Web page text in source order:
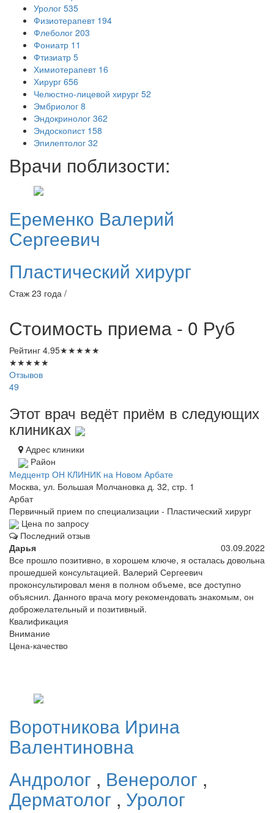
Уролог 535
Физиотерапевт 194
Флеболог 203
Фониатр 11
Фтизиатр 5
Химиотерапевт 16
Хирург 656
Челюстно-лицевой хирург 52
Эмбриолог 8
Эндокринолог 362
Эндоскопист 158
Эпилептолог 32
Врачи поблизости:
Еременко Валерий
Сергеевич
Пластический хирург
Стаж 23 года /
Стоимость приема - 0 Руб
Рейтинг 4.95★★★★★
★★★★★
Отзывов
49
Этот врач ведёт приём в следующих
клиниках
Адрес клиники
Район
Медцентр ОН КЛИНИК на Новом Арбате
Москва, ул. Большая Молчановка д. 32, стр. 1
Арбат
Первичный прием по специализации - Пластический хирург
Цена по запросу
Последний отзыв
Дарья
03.09.2022
Все прошло позитивно, в хорошем ключе, я осталась довольна
прошедшей консультацией. Валерий Сергеевич
проконсультировал меня в полном объеме, все доступно
объяснил. Данного врача могу рекомендовать знакомым, он
доброжелательный и позитивный.
Квалификация
Внимание
Цена-качество
Воротникова Ирина
Валентиновна
Андролог , Венеролог ,
Дерматолог , Уролог